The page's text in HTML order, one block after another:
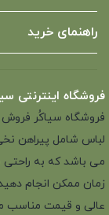
راهنمای خرید
فروشگاه اینترنتی
لباس شامل پیراهن
می باشد که به راحتی
زمان ممکن انجام
عالی و قیمت مناسب